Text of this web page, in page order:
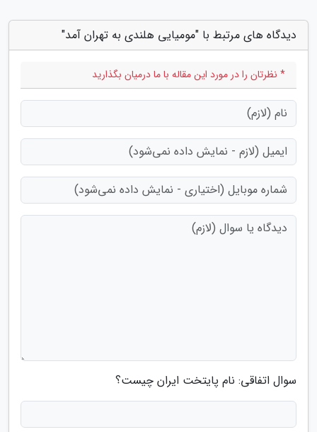
دیدگاه های مرتبط با "مومیایی هلندی به تهران آمد"
* نظرتان را در مورد این مقاله با ما درمیان بگذارید
سوال اتفاقی: نام پایتخت ایران چیست؟